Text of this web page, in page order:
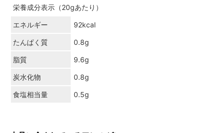
栄養成分表示（20gあたり）
エネルギー 92kcal
たんぱく質 0.8g
脂質 9.6g
炭水化物 0.8g
食塩相当量 0.5g